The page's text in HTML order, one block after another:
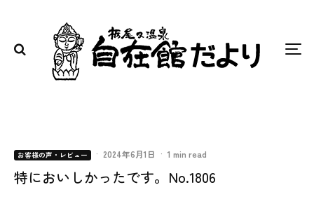
お客様の声・レビュー · 2024年6月1日 · 1 min read
特においしかったです。No.1806